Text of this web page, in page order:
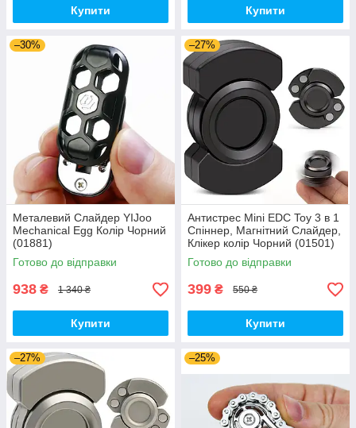
Купити Купити
–30%
Металевий Слайдер YIJoo
Mechanical Egg Колір Чорний
(01881)
Готово до відправки
938 ₴ 1 340 ₴
Купити
–27%
Антистрес Mini EDC Toy 3 в 1
Спіннер, Магнітний Слайдер,
Клікер колір Чорний (01501)
Готово до відправки
399 ₴ 550 ₴
Купити
–27% –25%